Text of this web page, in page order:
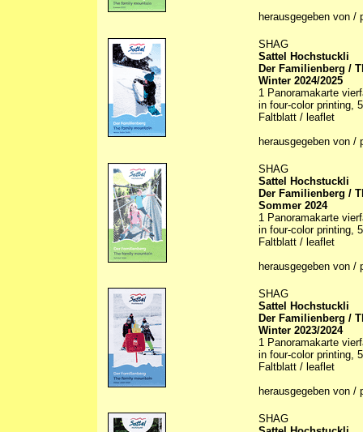
herausgegeben von /
SHAG
Sattel Hochstuckli
Der Familienberg /
Winter 2024/2025
1 Panoramakarte
in four-color printing,
Faltblatt / leaflet
herausgegeben von /
SHAG
Sattel Hochstuckli
Der Familienberg /
Sommer 2024
1 Panoramakarte
in four-color printing,
Faltblatt / leaflet
herausgegeben von /
SHAG
Sattel Hochstuckli
Der Familienberg /
Winter 2023/2024
1 Panoramakarte
in four-color printing,
Faltblatt / leaflet
herausgegeben von /
SHAG